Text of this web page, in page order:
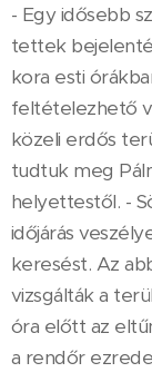
- Egy idősebb
tettek
kora esti
feltételezhető
közeli erdős
tudtuk meg
helyettestől. -
időjárás
keresést. Az
vizsgálták a
óra előtt az
a rendőr